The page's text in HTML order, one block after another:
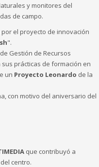
y monitores del
de campo.
el proyecto de innovación
".
Gestión de Recursos
prácticas de formación en
un Proyecto Leonardo de la
con motivo del aniversario del
que contribuyó a
centro.